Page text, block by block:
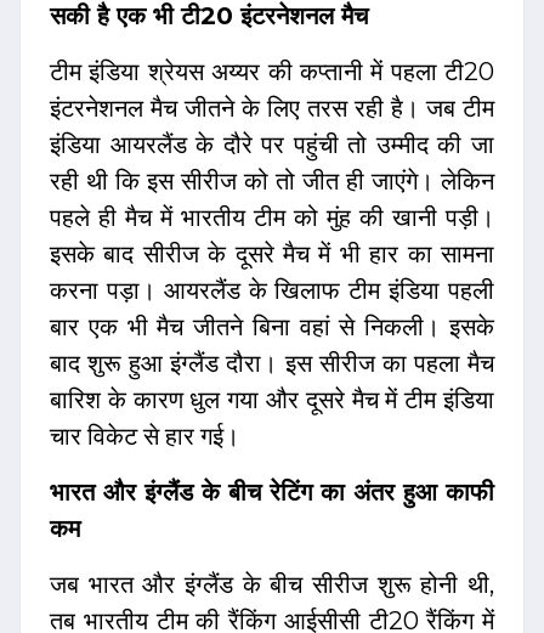
सकी है एक भी टी20 इंटरनेशनल मैच
टीम इंडिया श्रेयस अय्यर की कप्तानी में पहला टी20
इंटरनेशनल मैच जीतने के लिए तरस रही है। जब टीम
इंडिया आयरलैंड के दौरे पर पहुंची तो उम्मीद की जा
रही थी कि इस सीरीज को तो जीत ही जाएंगे। लेकिन
पहले ही मैच में भारतीय टीम को मुंह की खानी पड़ी।
इसके बाद सीरीज के दूसरे मैच में भी हार का सामना
करना पड़ा। आयरलैंड के खिलाफ टीम इंडिया पहली
बार एक भी मैच जीतने बिना वहां से निकली। इसके
बाद शुरू हुआ इंग्लैंड दौरा। इस सीरीज का पहला मैच
बारिश के कारण धुल गया और दूसरे मैच में टीम इंडिया
चार विकेट से हार गई।
भारत और इंग्लैंड के बीच रेटिंग का अंतर हुआ काफी
कम
जब भारत और इंग्लैंड के बीच सीरीज शुरू होनी थी,
तब भारतीय टीम की रैंकिंग आईसीसी टी20 रैंकिंग में